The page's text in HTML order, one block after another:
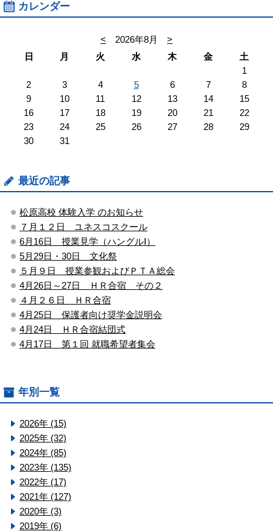
カレンダー
< 2026年8月
>
日
月 火 水 木 金
土
1
2
3 4 5 6 7
8
9
10 11 12 13 14
15
16
17 18 19 20 21
22
23
24 25 26 27 28
29
30
31
最近の記事
松原高校 体験入学 のお知らせ
７月１２日 ユネスコスクール
6月16日 授業見学（ハングルⅠ）
5月29日・30日 文化祭
５月９日 授業参観およびＰＴＡ総会
4月26日～27日 ＨＲ合宿 その２
４月２６日 ＨＲ合宿
4月25日 保護者向け奨学金説明会
4月24日 ＨＲ合宿結団式
4月17日 第１回 就職希望者集会
年別一覧
2026年 (15)
2025年 (32)
2024年 (85)
2023年 (135)
2022年 (17)
2021年 (127)
2020年 (3)
2019年 (6)